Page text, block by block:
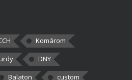
Komárom
DNY
Balaton
custom